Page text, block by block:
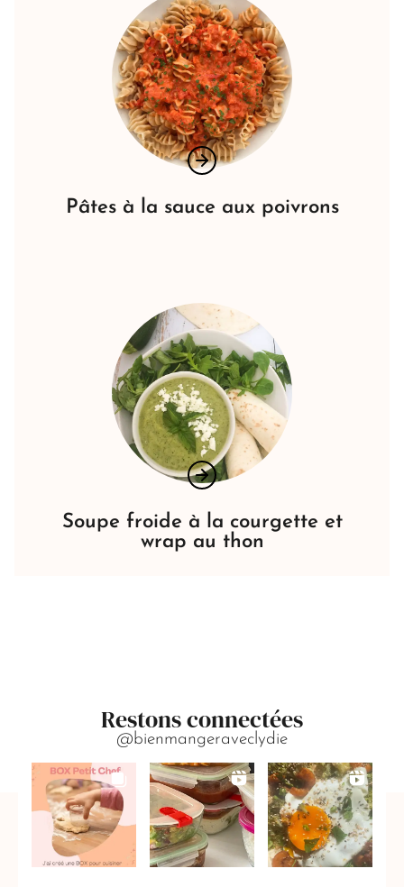
Pâtes à la sauce aux poivrons
Soupe froide à la courgette et
wrap au thon
Restons connectées
@bienmangeraveclydie